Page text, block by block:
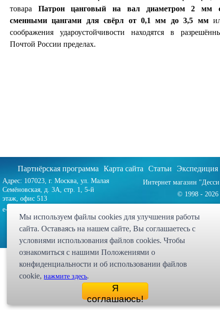
товара Патрон цанговый на вал диаметром 2 мм
сменными цангами для свёрл от 0,1 мм до 3,5 мм
соображения удароустойчивости находятся в
Почтой России пределах.
Мы используем файлы cookies для улучшения работы
сайта. Оставаясь на нашем сайте, Bы соглашаетесь с
условиями использования файлов cookies. Чтобы
ознакомиться с нашими Положениями о
конфиденциальности и об использовании файлов
cookie,нажмите здесь.
Я
соглашаюсь!
Партнёрская программа Карта сайта Статьи Экспедиция
Адрес: 107023, г. Москва, ул. Малая
Семёновская, д. 3А, стр. 1, 5-й
этаж, офис 513
e-mail:
Интернет магазин
© 1998 - 2026